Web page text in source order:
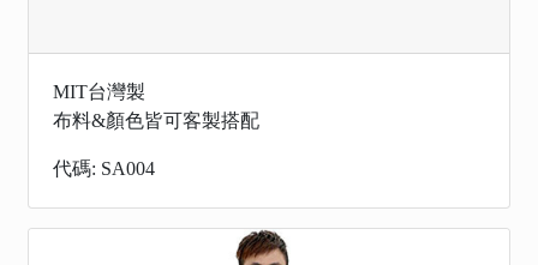
MIT台灣製
布料&顏色皆可客製搭配
代碼: SA004